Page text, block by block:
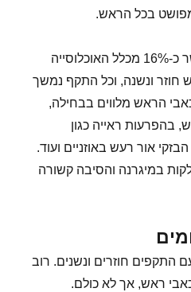
מפושט בכל הראש.
מדובר בתופעה שכיחה אשר כ-16% מכלל האוכלוסייה
חוזר ונשנה, וכל התקף נמשך
כאבי הראש מלווים בבחילה,
בהפרעות ראייה כגון
אור רעש באוזניים ועוד.
במיגרנה והסיבה קשורה
התקפים חוזרים ונשנים. רוב
ראש, אך לא כולם.